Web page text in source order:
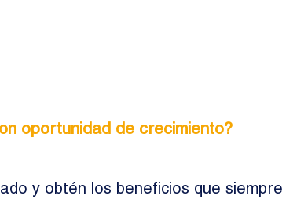
oportunidad de crecimiento?
y obtén los beneficios que siempre